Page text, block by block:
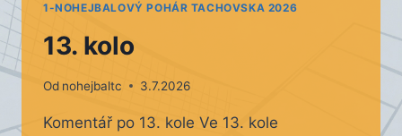
1-NOHEJBALOVÝ POHÁR TACHOVSKA 2026
13. kolo
Od nohejbaltc 3.7.2026
Komentář po 13. kole Ve 13. kole